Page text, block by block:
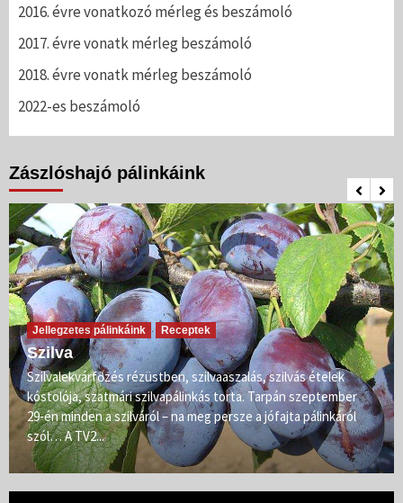
2016. évre vonatkozó mérleg és beszámoló
2017. évre vonatk mérleg beszámoló
2018. évre vonatk mérleg beszámoló
2022-es beszámoló
Zászlóshajó pálinkáink
Jellegzetes pálinkáink Receptek
Szilva
Szilvalekvárfőzés rézüstben, szilvaaszalás, szilvás ételek
kóstolója, szatmári szilvapálinkás torta. Tarpán szeptember
29-én minden a szilváról – na meg persze a jófajta pálinkáról
szól… A TV2...